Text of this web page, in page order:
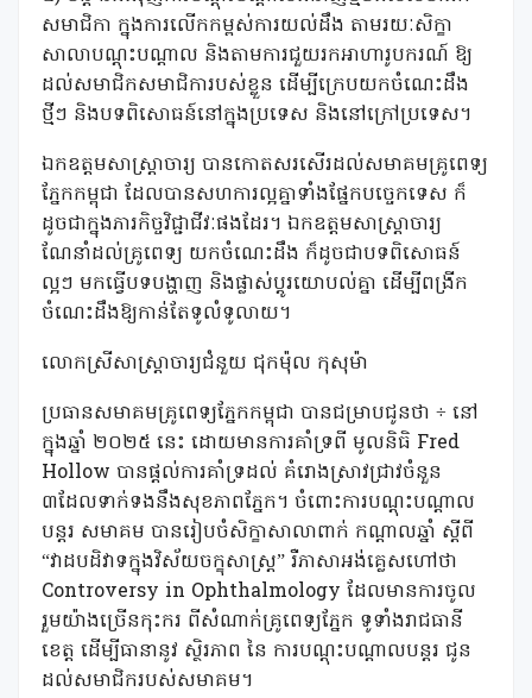
សមាជិកា ក្នុងការលើកកម្ពស់ការយល់ដឹង តាមរយៈសិក្ខា
សាលាបណ្តុះបណ្តាល និងតាមការជួយរកអាហារូបករណ៍ ឱ្យ
ដល់សមាជិកសមាជិការបស់ខ្លួន ដើម្បីក្រេបយកចំណេះដឹង
ថ្មីៗ និងបទពិសោធន៍នៅក្នុងប្រទេស និងនៅក្រៅប្រទេស។
ឯកឧត្តមសាស្រ្តាចារ្យ បានកោតសរសើរដល់សមាគមគ្រូពេទ្យ
ភ្នែកកម្ពុជា ដែលបានសហការល្អគ្នាទាំងផ្នែកបច្ចេកទេស ក៏
ដូចជាក្នុងភារកិច្ចវិជ្ជាជីវៈផងដែរ។ ឯកឧត្តមសាស្រ្តាចារ្យ
ណែនាំដល់គ្រូពេទ្យ យកចំណេះដឹង ក៏ដូចជាបទពិសោធន៍
ល្អៗ មកធ្វើបទបង្ហាញ និងផ្លាស់ប្តូរយោបល់គ្នា ដើម្បីពង្រីក
ចំណេះដឹងឱ្យកាន់តែទូលំទូលាយ។
លោកស្រីសាស្ត្រាចារ្យជំនួយ ជុកម៉ុល កុសុម៉ា
ប្រធានសមាគមគ្រូពេទ្យភ្នែកកម្ពុជា បានជម្រាបជូនថា ÷ នៅ
ក្នុងឆ្នាំ ២០២៥ នេះ ដោយមានការគាំទ្រពី មូលនិធិ Fred
Hollow បានផ្តល់ការគាំទ្រដល់ គំរោងស្រាវជ្រាវចំនួន
៣ដែលទាក់ទងនឹងសុខភាពភ្នែក។ ចំពោះការបណ្តុះបណ្តាល
បន្តរ សមាគម បានរៀបចំសិក្ខាសាលាពាក់ កណ្តាលឆ្នាំ ស្តីពី
“វាដបដិវាទក្នុងវិស័យចក្ខុសាស្ត្រ” រឺភាសាអង់គ្លេសហៅថា
Controversy in Ophthalmology ដែលមានការចូល
រួមយ៉ាងច្រើនកុះករ ពីសំណាក់គ្រូពេទ្យភ្នែក ទូទាំងរាជធានី
ខេត្ត ដើម្បីធានានូវ ស្ថិរភាព នៃ ការបណ្តុះបណ្តាលបន្តរ ជូន
ដល់សមាជិករបស់សមាគម។